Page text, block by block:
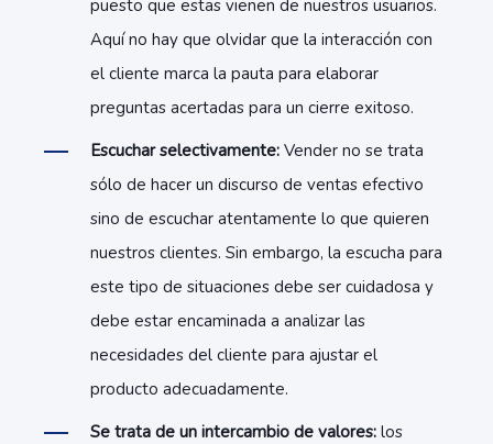
puesto que estas vienen de nuestros usuarios.
Aquí no hay que olvidar que la interacción con
el cliente marca la pauta para elaborar
preguntas acertadas para un cierre exitoso.
Escuchar selectivamente: Vender no se trata
sólo de hacer un discurso de ventas efectivo
sino de escuchar atentamente lo que quieren
nuestros clientes. Sin embargo, la escucha para
este tipo de situaciones debe ser cuidadosa y
debe estar encaminada a analizar las
necesidades del cliente para ajustar el
producto adecuadamente.
Se trata de un intercambio de valores: los